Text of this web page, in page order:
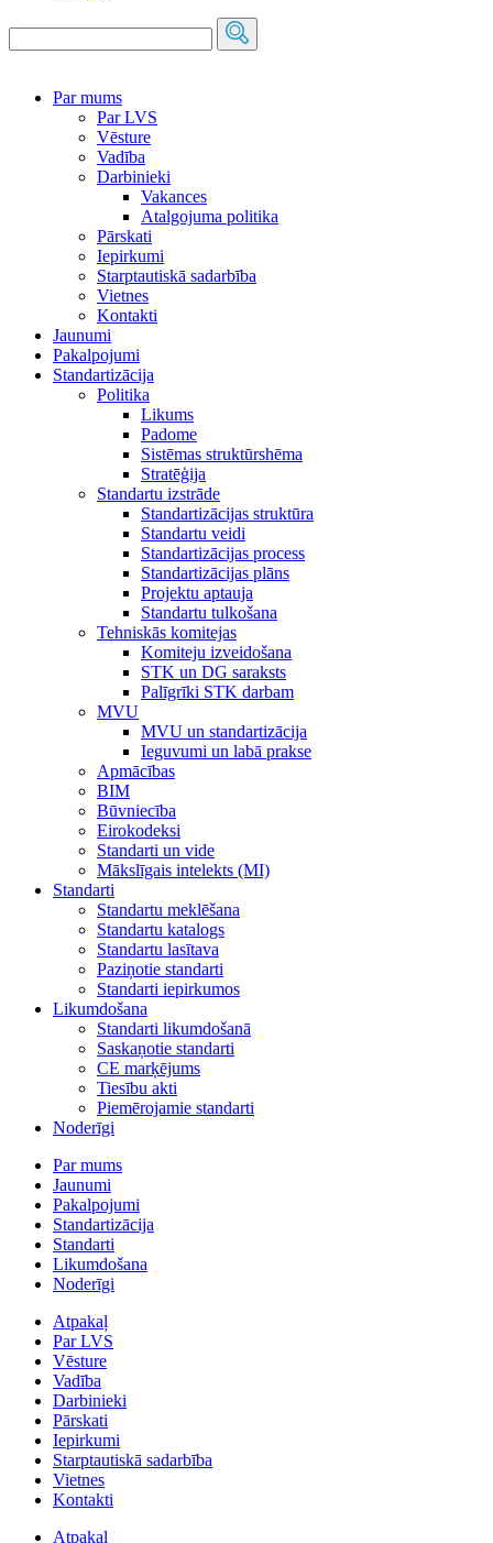
Par mums
Par LVS
Vēsture
Vadība
Darbinieki
Vakances
Atalgojuma politika
Pārskati
Iepirkumi
Starptautiskā sadarbība
Vietnes
Kontakti
Jaunumi
Pakalpojumi
Standartizācija
Politika
Likums
Padome
Sistēmas struktūrshēma
Stratēģija
Standartu izstrāde
Standartizācijas struktūra
Standartu veidi
Standartizācijas process
Standartizācijas plāns
Projektu aptauja
Standartu tulkošana
Tehniskās komitejas
Komiteju izveidošana
STK un DG saraksts
Palīgrīki STK darbam
MVU
MVU un standartizācija
Ieguvumi un labā prakse
Apmācības
BIM
Būvniecība
Eirokodeksi
Standarti un vide
Mākslīgais intelekts (MI)
Standarti
Standartu meklēšana
Standartu katalogs
Standartu lasītava
Paziņotie standarti
Standarti iepirkumos
Likumdošana
Standarti likumdošanā
Saskaņotie standarti
CE marķējums
Tiesību akti
Piemērojamie standarti
Noderīgi
Par mums
Jaunumi
Pakalpojumi
Standartizācija
Standarti
Likumdošana
Noderīgi
Atpakaļ
Par LVS
Vēsture
Vadība
Darbinieki
Pārskati
Iepirkumi
Starptautiskā sadarbība
Vietnes
Kontakti
Atpakaļ